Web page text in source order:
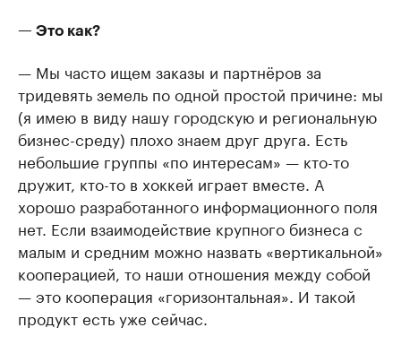
— Это как?
— Мы часто ищем заказы и партнёров за
тридевять земель по одной простой причине: мы
(я имею в виду нашу городскую и региональную
бизнес-среду) плохо знаем друг друга. Есть
небольшие группы «по интересам» — кто-то
дружит, кто-то в хоккей играет вместе. А
хорошо разработанного информационного поля
нет. Если взаимодействие крупного бизнеса с
малым и средним можно назвать «вертикальной»
кооперацией, то наши отношения между собой
— это кооперация «горизонтальная». И такой
продукт есть уже сейчас.